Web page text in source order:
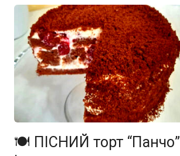
🍽️ ПІСНИЙ торт “Панчо”